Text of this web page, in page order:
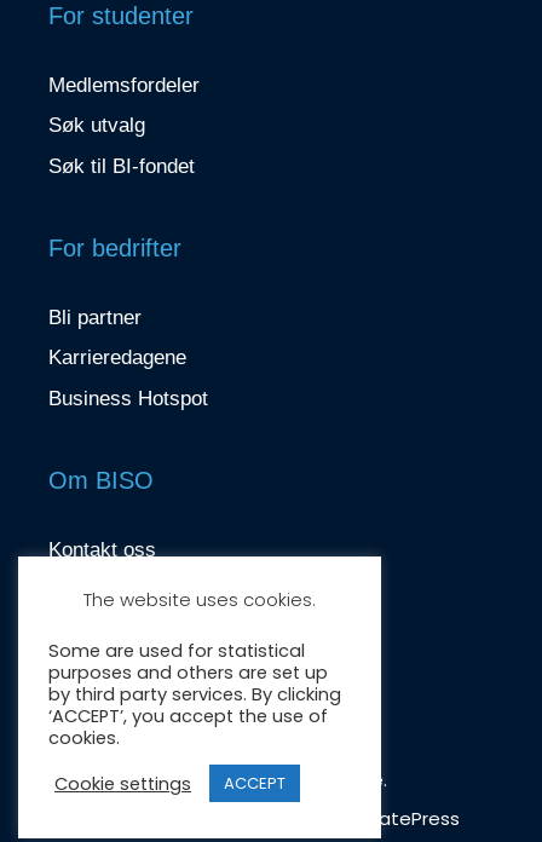
For studenter
Medlemsfordeler
Søk utvalg
Søk til BI-fondet
For bedrifter
Bli partner
Karrieredagene
Business Hotspot
Om BISO
Kontakt oss
contact@biso.no
Crafted by:Wonderwave.
GeneratePress
The website uses cookies.
Some are used for statistical
purposes and others are set up
by third party services. By clicking
‘ACCEPT’, you accept the use of
cookies.
Cookie settings
ACCEPT